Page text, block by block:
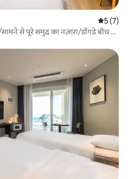
औसत रेटिंग
5 (7)
से पूरे समुद्र का नज़ारा/डोंगडे बीच 1